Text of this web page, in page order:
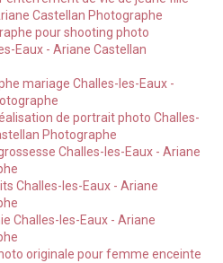
Castellan Photographe
pour shooting photo
Eaux - Ariane Castellan
mariage Challes-les-Eaux -
de portrait photo Challes-
Photographe
Challes-les-Eaux - Ariane
Challes-les-Eaux - Ariane
Challes-les-Eaux - Ariane
originale pour femme enceinte